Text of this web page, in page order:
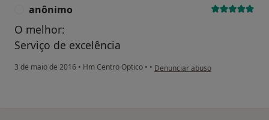
anônimo
O melhor:
Serviço de excelência
3 de maio de 2016 • Hm Centro Optico • • na opinião do utilizador anônimo
Denunciar abuso